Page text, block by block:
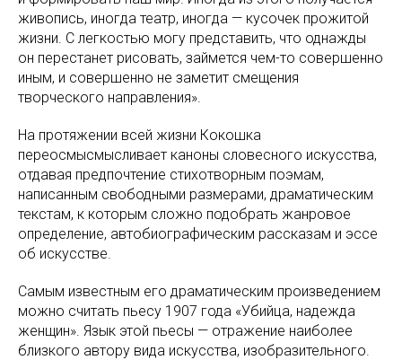
живопись, иногда театр, иногда — кусочек прожитой
жизни. С легкостью могу представить, что однажды
он перестанет рисовать, займется чем-то совершенно
иным, и совершенно не заметит смещения
творческого направления».
На протяжении всей жизни Кокошка
переосмысмысливает каноны словесного искусства,
отдавая предпочтение стихотворным поэмам,
написанным свободными размерами, драматическим
текстам, к которым сложно подобрать жанровое
определение, автобиографическим рассказам и эссе
об искусстве.
Самым известным его драматическим произведением
можно считать пьесу 1907 года «Убийца, надежда
женщин». Язык этой пьесы — отражение наиболее
близкого автору вида искусства, изобразительного.